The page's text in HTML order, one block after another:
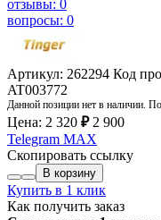
отзывы: 0
вопросы: 0
Артикул: 262294 Код
AT003772
Данной позиции нет в наличии.
Цена: 2 320 ₽ 2 900
Telegram MAX
Скопировать ссылку
В корзину
Купить в 1 клик
Как получить заказ